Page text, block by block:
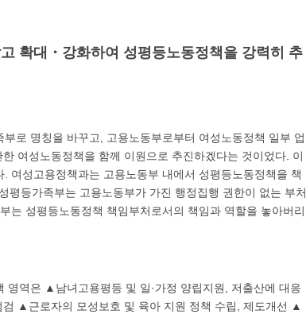
확대・강화하여 성평등노동정책을 강력히 추
로 명칭을 바꾸고, 고용노동부로부터 여성노동정책 일부 업
여성노동정책을 함께 이원으로 추진하겠다는 것이었다. 이
여성고용정책과는 고용노동부 내에서 성평등노동정책을 책
평등가족부는 고용노동부가 가진 행정집행 권한이 없는 부처
는 성평등노동정책 책임부처로서의 책임과 역할을 놓아버리
영역은 ▲남녀고용평등 및 일·가정 양립지원, 저출산에 대응
▲근로자의 모성보호 및 육아 지원 정책 수립, 제도개선 ▲